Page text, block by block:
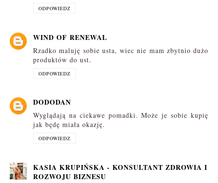
ODPOWIEDZ
WIND OF RENEWAL
Rzadko maluję sobie usta, wiec nie mam zbytnio dużo
produktów do ust.
ODPOWIEDZ
DODODAN
Wyglądają na ciekawe pomadki. Może je sobie kupię
jak będę miała okazję.
ODPOWIEDZ
KASIA KRUPIŃSKA - KONSULTANT ZDROWIA I
ROZWOJU BIZNESU